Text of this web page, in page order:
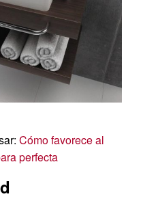
Cómo favorece al
perfecta